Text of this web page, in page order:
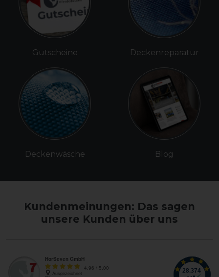
Gutscheine
Deckenwäsche
Deckenreparatur
Blog
Kundenmeinungen: Das sagen
unsere Kunden über uns